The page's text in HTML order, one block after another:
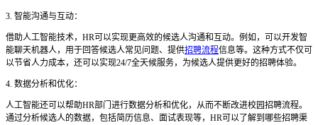
3. 智能沟通与互动：
借助人工智能技术， HR可以实现更高效的候选人沟通和互动。例如，可以开发智
能聊天机器人，用于回答候选人常见问题、提供招聘流程信息等。这种方式不仅可
以节省人力成本，还可以实现24/7全天候服务，为候选人提供更好的招聘体验。
4. 数据分析和优化：
人工智能还可以帮助HR部门进行数据分析和优化，从而不断改进校园招聘流程。
通过分析候选人的数据，包括简历信息、面试表现等，HR可以了解到哪些招聘渠